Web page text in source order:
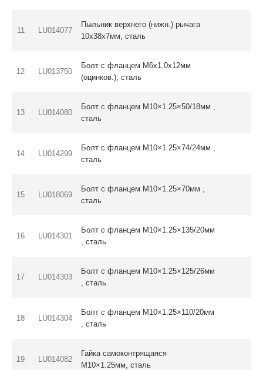
11 LU014077
Пыльник верхнего (нижн.) рычага
10х38х7мм, сталь
12 LU013750
Болт с фланцем M6х1.0х12мм
(оцинков.), сталь
13 LU014080
Болт с фланцем M10×1.25×50/18мм ,
сталь
14 LU014299
Болт с фланцем M10×1.25×74/24мм ,
сталь
15 LU018069
Болт с фланцем M10×1.25×70мм ,
сталь
16 LU014301
Болт с фланцем M10×1.25×135/20мм
, сталь
17 LU014303
Болт с фланцем M10×1.25×125/26мм
, сталь
18 LU014304
Болт с фланцем M10×1.25×110/20мм
, сталь
19 LU014082
Гайка самоконтрящаяся
M10×1.25мм, сталь